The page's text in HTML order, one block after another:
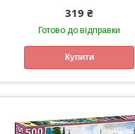
319 ₴
Готово до відправки
Купити